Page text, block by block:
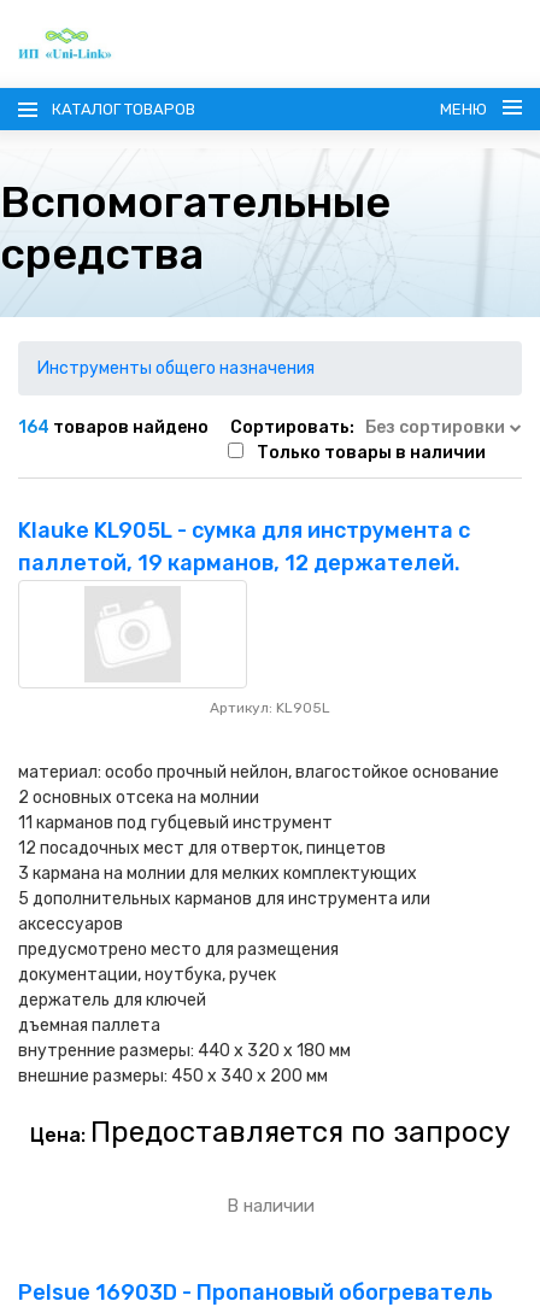
КАТАЛОГ ТОВАРОВ МЕНЮ
О КОМПАНИИ
ИНФОРМАЦИЯ
НАШИ ПОСТАВЩИКИ
НАША ПРОДУКЦИЯ
ГЕОСИНТЕТИЧЕСКИЕ МАТЕРИАЛЫ
КОНТАКТЫ
Вспомогательные
средства
Инструменты общего назначения
164 товаров найдено Сортировать:
Без сортировки
Только товары в наличии
Klauke KL905L - сумка для инструмента с
паллетой, 19 карманов, 12 держателей.
Артикул: KL905L
материал: особо прочный нейлон, влагостойкое основание
2 основных отсека на молнии
11 карманов под губцевый инструмент
12 посадочных мест для отверток, пинцетов
3 кармана на молнии для мелких комплектующих
5 дополнительных карманов для инструмента или
аксессуаров
предусмотрено место для размещения
документации, ноутбука, ручек
держатель для ключей
дъемная паллета
внутренние размеры: 440 x 320 x 180 мм
внешние размеры: 450 x 340 x 200 мм
Цена: Предоставляется по запросу
В наличии
Pelsue 16903D - Пропановый обогреватель